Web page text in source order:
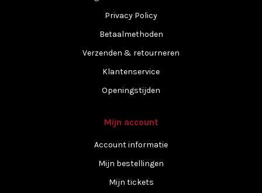
Privacy Policy
Betaalmethoden
Verzenden & retourneren
Klantenservice
Openingstijden
Mijn account
Account informatie
Mijn bestellingen
Mijn tickets